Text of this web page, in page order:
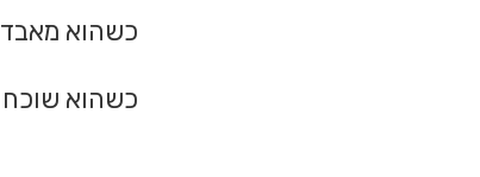
כשהוא
כשהוא